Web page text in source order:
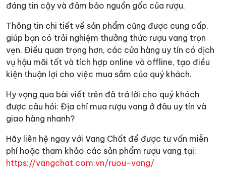
đáng tin cậy và đảm bảo nguồn gốc của rượu.
Thông tin chi tiết về sản phẩm cũng được cung cấp,
giúp bạn có trải nghiệm thưởng thức rượu vang trọn
vẹn. Điều quan trọng hơn, các cửa hàng uy tín có dịch
vụ hậu mãi tốt và tích hợp online và offline, tạo điều
kiện thuận lợi cho việc mua sắm của quý khách.
Hy vọng qua bài viết trên đã trả lời cho quý khách
được câu hỏi: Địa chỉ mua rượu vang ở đâu uy tín và
giao hàng nhanh?
Hãy liên hệ ngay với Vang Chất để được tư vấn miễn
phí hoặc tham khảo các sản phẩm rượu vang tại:
https://vangchat.com.vn/ruou-vang/